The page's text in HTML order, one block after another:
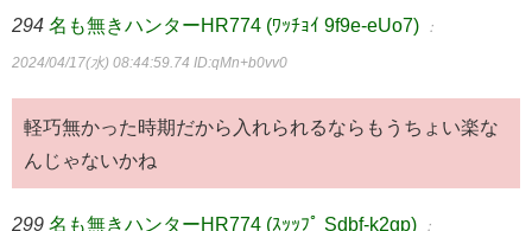
294 名も無きハンターHR774 (ﾜｯﾁｮｲ 9f9e-eUo7) ：
2024/04/17(水) 08:44:59.74 ID:qMn+b0vv0
軽巧無かった時期だから入れられるならもうちょい楽な
んじゃないかね
299 名も無きハンターHR774 (ｽｯｯﾌﾟ Sdbf-k2gp) ：